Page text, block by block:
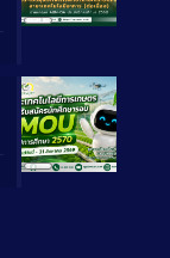
Long
Long